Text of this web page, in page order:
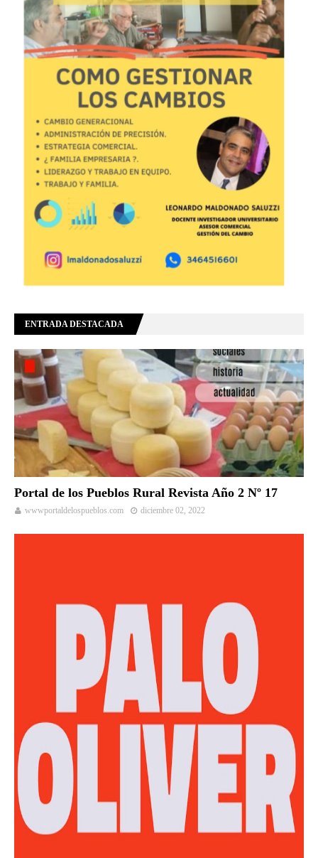
ENTRADA DESTACADA
Portal de los Pueblos Rural Revista Año 2 Nº 17
wwwportaldelospueblos.com diciembre 02, 2022